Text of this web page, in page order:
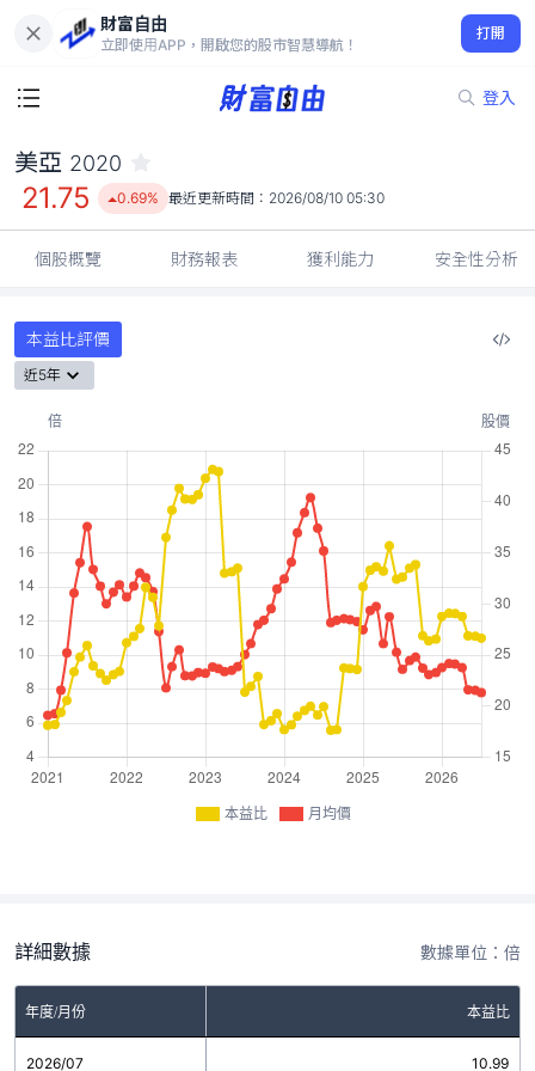
財富自由
立即使用APP，開啟您的股市智慧導航！
打開
登入
21.75
0.69%
美亞 2020
21.75 0.69% 最近更新時間： 2026/08/10 05:30
個股概覽 財務報表 獲利能力 安全性分析
本益比評價
近5年
本益比 月均價
詳細數據 數據單位：倍
年度/月份 本益比
2026/07 10.99